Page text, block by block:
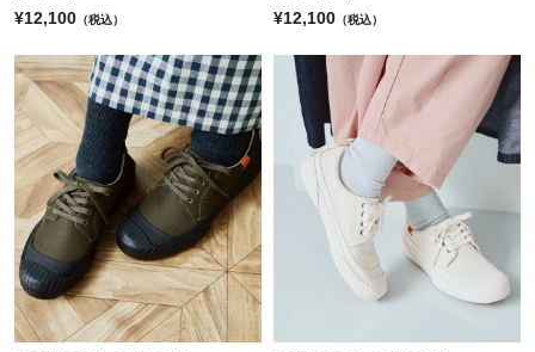
¥12,100 （税込）
¥12,100 （税込）